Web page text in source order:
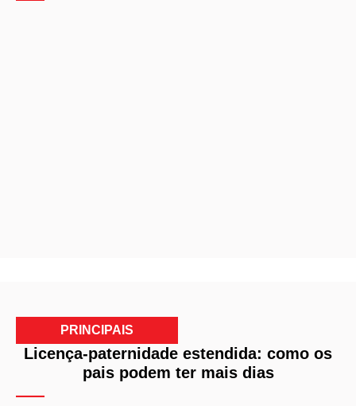
PRINCIPAIS
Licença-paternidade estendida: como os
pais podem ter mais dias